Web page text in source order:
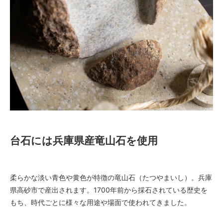
台石には兵庫県産竜山石を使用
柔らかな淡い青色や黄色が特徴の竜山石（たつやまいし）。兵庫
県高砂市で産出されます。1700年前から採石されている歴史を
もち、時代ごとに様々な用途や場面で使われてきました。